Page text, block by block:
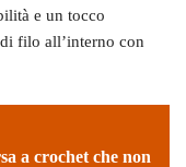
e un tocco
filo all’interno con
a crochet che non